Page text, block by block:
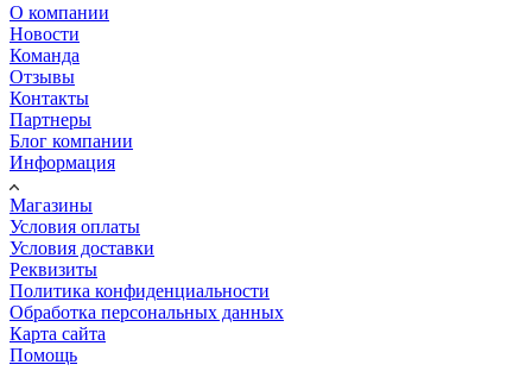
О компании
Новости
Команда
Отзывы
Контакты
Партнеры
Блог компании
Информация
Магазины
Условия оплаты
Условия доставки
Реквизиты
Политика конфиденциальности
Обработка персональных данных
Карта сайта
Помощь